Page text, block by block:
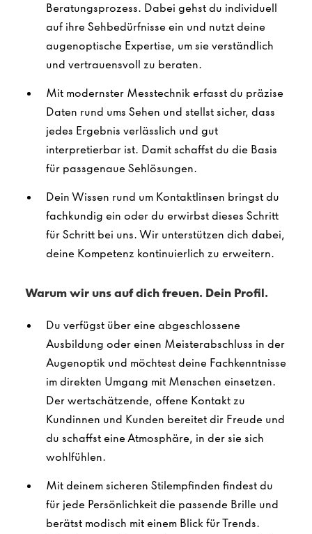
Beratungsprozess. Dabei gehst du individuell
auf ihre Sehbedürfnisse ein und nutzt deine
augenoptische Expertise, um sie verständlich
und vertrauensvoll zu beraten.
Mit modernster Messtechnik erfasst du präzise
Daten rund ums Sehen und stellst sicher, dass
jedes Ergebnis verlässlich und gut
interpretierbar ist. Damit schaffst du die Basis
für passgenaue Sehlösungen.
Dein Wissen rund um Kontaktlinsen bringst du
fachkundig ein oder du erwirbst dieses Schritt
für Schritt bei uns. Wir unterstützen dich dabei,
deine Kompetenz kontinuierlich zu erweitern.
Warum wir uns auf dich freuen. Dein Profil.
Du verfügst über eine abgeschlossene
Ausbildung oder einen Meisterabschluss in der
Augenoptik und möchtest deine Fachkenntnisse
im direkten Umgang mit Menschen einsetzen.
Der wertschätzende, offene Kontakt zu
Kundinnen und Kunden bereitet dir Freude und
du schaffst eine Atmosphäre, in der sie sich
wohlfühlen.
Mit deinem sicheren Stilempfinden findest du
für jede Persönlichkeit die passende Brille und
berätst modisch mit einem Blick für Trends.